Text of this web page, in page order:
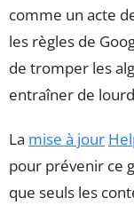
comme un acte
les règles de
de tromper les
entraîner de
La mise à jour
pour prévenir ce
que seuls les